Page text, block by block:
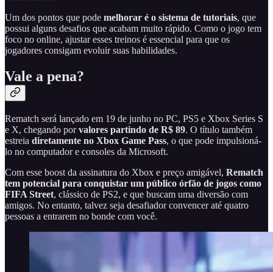
Um dos pontos que pode melhorar é o sistema de tutoriais, que
possui alguns desafios que acabam muito rápido. Como o jogo tem
foco no online, ajustar esses treinos é essencial para que os
jogadores consigam evoluir suas habilidades.
Vale a pena?
Rematch será lançado em 19 de junho no PC, PS5 e Xbox Series S
e X, chegando porvalores partindo de R$ 89. O título também
estreia diretamente no Xbox Game Pass, o que pode impulsioná-
lo no computador e consoles da Microsoft.
Com esse boost da assinatura do Xbox e preço amigável, Rematch
tem potencial para conquistar um público órfão de jogos como
FIFA Street, clássico de PS2, e que buscam uma diversão com
amigos. No entanto, talvez seja desafiador convencer até quatro
pessoas a entrarem no bonde com você.